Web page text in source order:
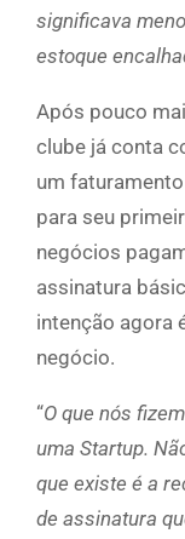
significava
estoque
Após pouco
clube já conta
um
para seu
negócios
assinatura
intenção agora
negócio.
“O que nós
uma Startup.
que existe é a
de assinatura